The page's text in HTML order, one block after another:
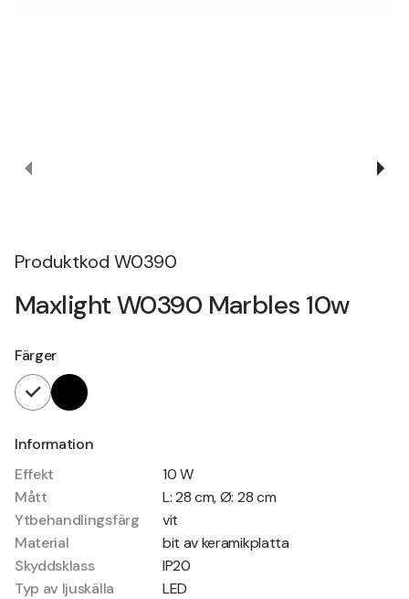
Produktkod W0390
Maxlight W0390 Marbles 10w
Färger
Information
Effekt
10 W
Mått
L: 28 cm, Ø: 28 cm
Ytbehandlingsfärg
vit
Material
bit av keramikplatta
Skyddsklass
IP20
Typ av ljuskälla
LED